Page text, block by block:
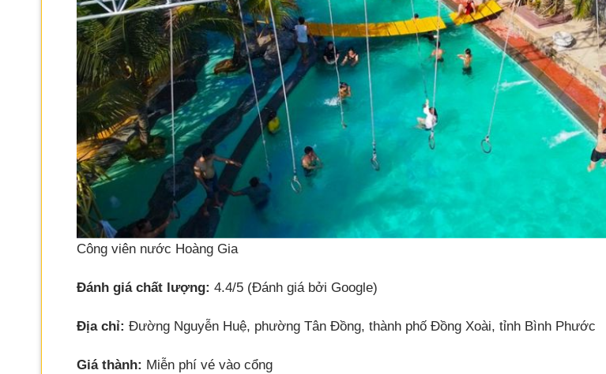
Công viên nước Hoàng Gia
Đánh giá chất lượng: 4.4/5 (Đánh giá bởi Google)
Địa chỉ: Đường Nguyễn Huệ, phường Tân Đồng, thành phố Đồng Xoài, tỉnh Bình Phước
Giá thành: Miễn phí vé vào cổng